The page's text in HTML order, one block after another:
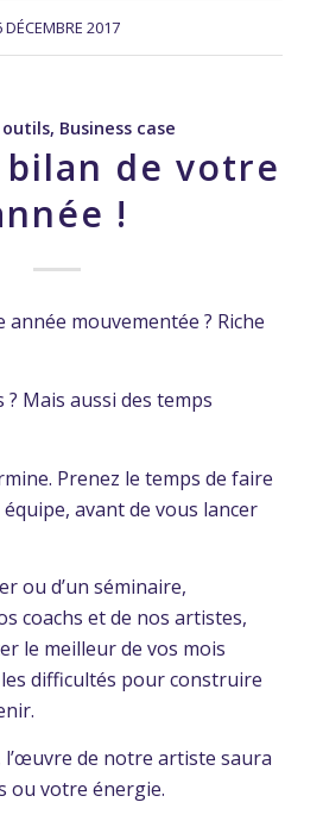
DÉCEMBRE 2017
, Business case
bilan de votre
!
année mouvementée ? Riche
Mais aussi des temps
Prenez le temps de faire
avant de vous lancer
ou d’un séminaire,
coachs et de nos artistes,
le meilleur de vos mois
difficultés pour construire
de notre artiste saura
ou votre énergie.